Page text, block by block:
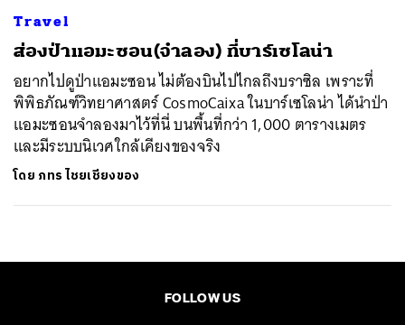
Travel
ส่องป่าแอมะซอน(จำลอง) ที่บาร์เซโลน่า
อยากไปดูป่าแอมะซอน ไม่ต้องบินไปไกลถึงบราซิล เพราะที่
พิพิธภัณฑ์วิทยาศาสตร์ CosmoCaixa ในบาร์เซโลน่า ได้นำป่า
แอมะซอนจำลองมาไว้ที่นี่ บนพื้นที่กว่า 1,000 ตารางเมตร
และมีระบบนิเวศใกล้เคียงของจริง
โดย ภทร ไชยเชียงของ
FOLLOW US